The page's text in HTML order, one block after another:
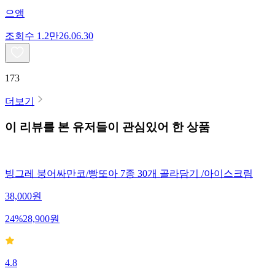
으앵
조회수 1.2만26.06.30
173
더보기
이 리뷰를 본 유저들이 관심있어 한 상품
빙그레 붕어싸만코/빵또아 7종 30개 골라담기 /아이스크림
38,000원
24%28,900원
4.8